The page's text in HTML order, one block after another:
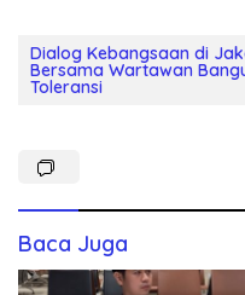
Dialog Kebangsaan di
Bersama Wartawan
Toleransi
Baca Juga